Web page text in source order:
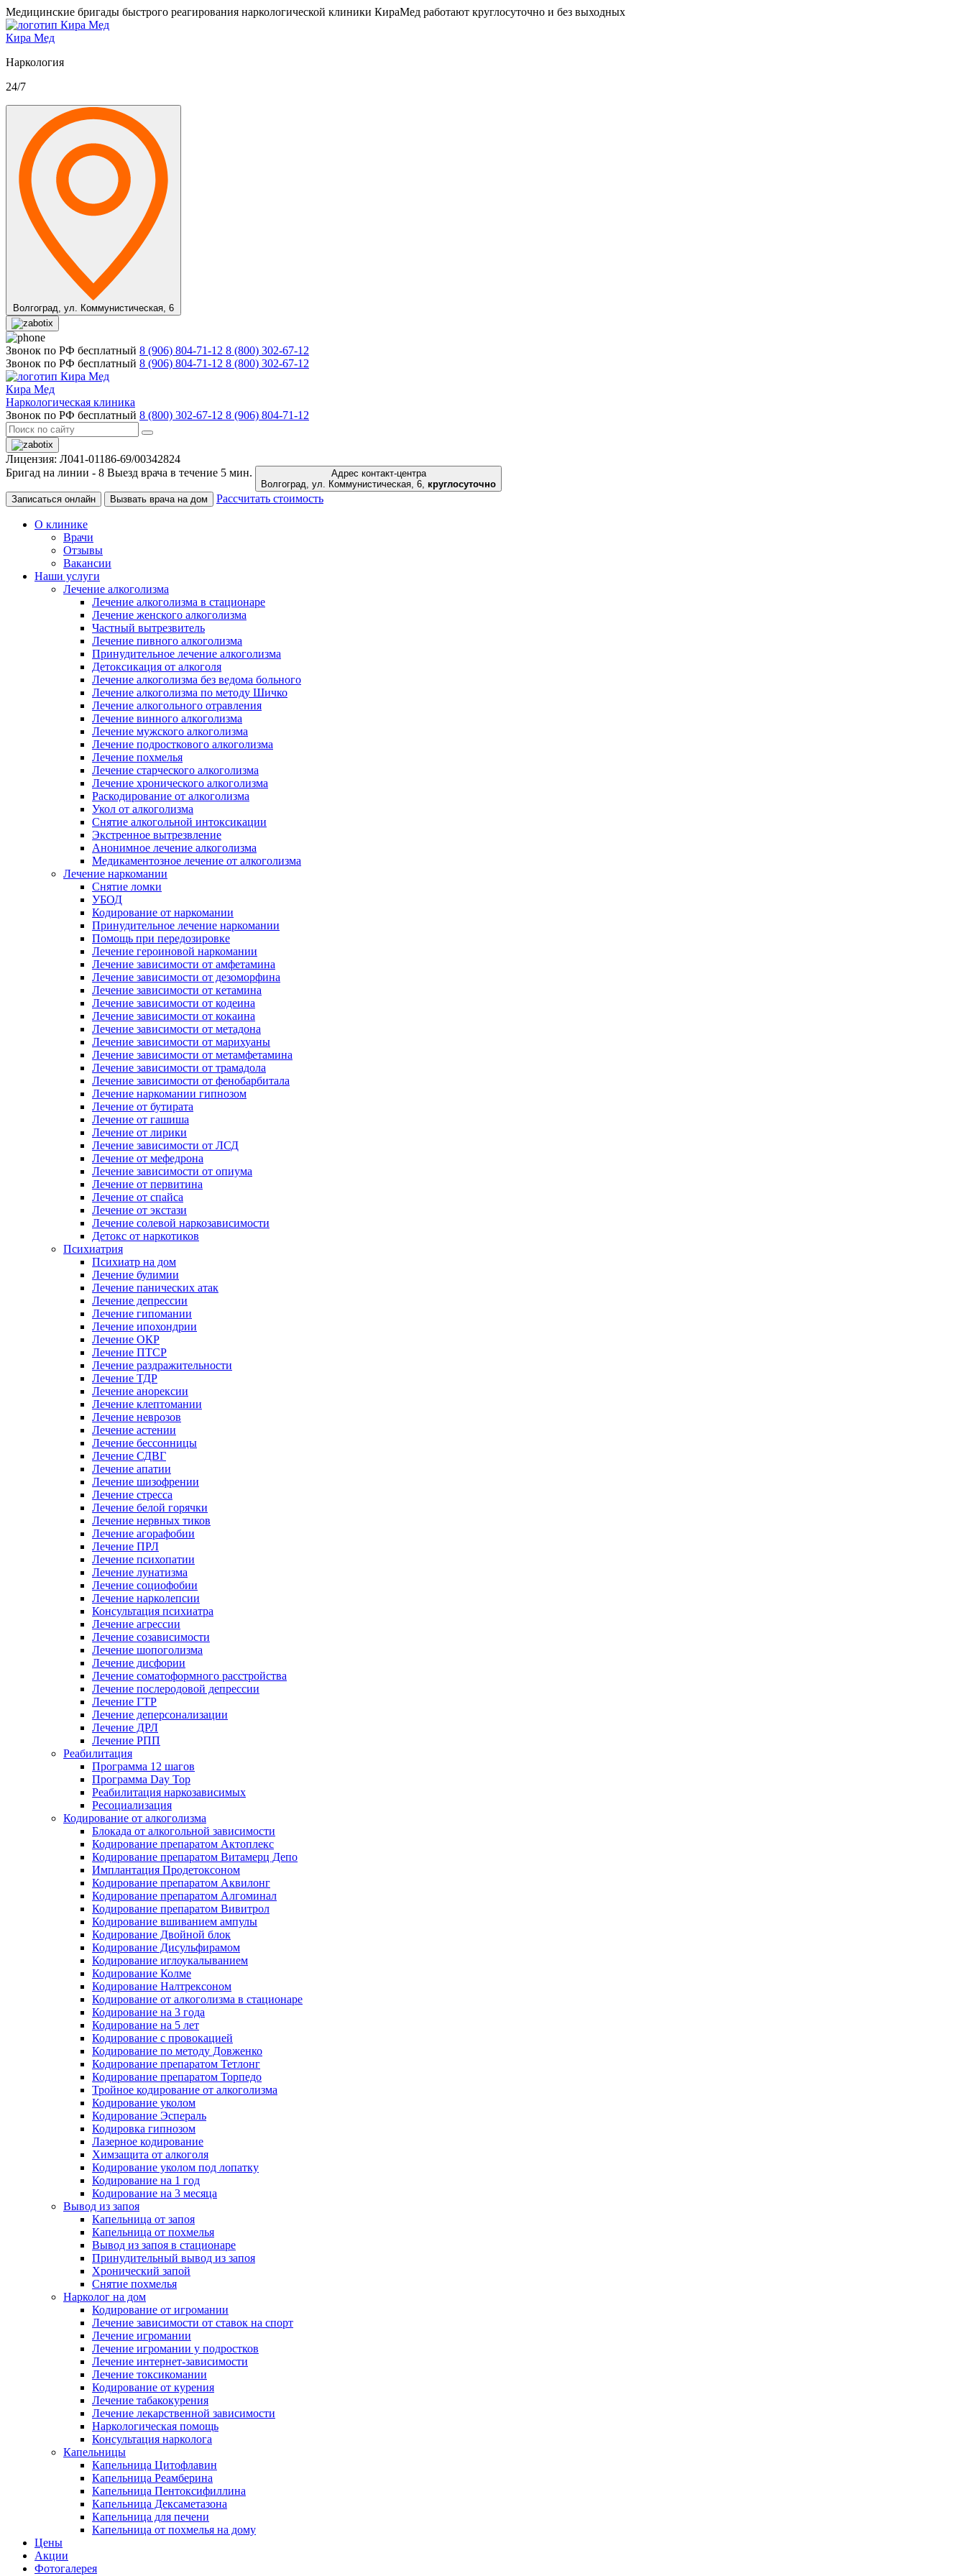
Медицинские бригады быстрого реагирования наркологической клиники КираМед работают круглосуточно и без выходных
Кира Мед
Наркология
24/7
Волгоград, ул. Коммунистическая, 6
Звонок по РФ бесплатный 8 (906) 804-71-12 8 (800) 302-67-12
Звонок по РФ бесплатный 8 (906) 804-71-12 8 (800) 302-67-12
Кира Мед
Наркологическая клиника
Звонок по РФ бесплатный 8 (800) 302-67-12 8 (906) 804-71-12
Лицензия: Л041-01186-69/00342824
Бригад на линии - 8 Выезд врача в течение 5 мин.
Адрес контакт-центра
Волгоград, ул. Коммунистическая, 6, круглосуточно
Записаться онлайн
Вызвать врача на дом Рассчитать стоимость
О клинике
Врачи
Отзывы
Вакансии
Наши услуги
Лечение алкоголизма
Лечение алкоголизма в стационаре
Лечение женского алкоголизма
Частный вытрезвитель
Лечение пивного алкоголизма
Принудительное лечение алкоголизма
Детоксикация от алкоголя
Лечение алкоголизма без ведома больного
Лечение алкоголизма по методу Шичко
Лечение алкогольного отравления
Лечение винного алкоголизма
Лечение мужского алкоголизма
Лечение подросткового алкоголизма
Лечение похмелья
Лечение старческого алкоголизма
Лечение хронического алкоголизма
Раскодирование от алкоголизма
Укол от алкоголизма
Снятие алкогольной интоксикации
Экстренное вытрезвление
Анонимное лечение алкоголизма
Медикаментозное лечение от алкоголизма
Лечение наркомании
Снятие ломки
УБОД
Кодирование от наркомании
Принудительное лечение наркомании
Помощь при передозировке
Лечение героиновой наркомании
Лечение зависимости от амфетамина
Лечение зависимости от дезоморфина
Лечение зависимости от кетамина
Лечение зависимости от кодеина
Лечение зависимости от кокаина
Лечение зависимости от метадона
Лечение зависимости от марихуаны
Лечение зависимости от метамфетамина
Лечение зависимости от трамадола
Лечение зависимости от фенобарбитала
Лечение наркомании гипнозом
Лечение от бутирата
Лечение от гашиша
Лечение от лирики
Лечение зависимости от ЛСД
Лечение от мефедрона
Лечение зависимости от опиума
Лечение от первитина
Лечение от спайса
Лечение от экстази
Лечение солевой наркозависимости
Детокс от наркотиков
Психиатрия
Психиатр на дом
Лечение булимии
Лечение панических атак
Лечение депрессии
Лечение гипомании
Лечение ипохондрии
Лечение ОКР
Лечение ПТСР
Лечение раздражительности
Лечение ТДР
Лечение анорексии
Лечение клептомании
Лечение неврозов
Лечение астении
Лечение бессонницы
Лечение СДВГ
Лечение апатии
Лечение шизофрении
Лечение стресса
Лечение белой горячки
Лечение нервных тиков
Лечение агорафобии
Лечение ПРЛ
Лечение психопатии
Лечение лунатизма
Лечение социофобии
Лечение нарколепсии
Консультация психиатра
Лечение агрессии
Лечение созависимости
Лечение шопоголизма
Лечение дисфории
Лечение соматоформного расстройства
Лечение послеродовой депрессии
Лечение ГТР
Лечение деперсонализации
Лечение ДРЛ
Лечение РПП
Реабилитация
Программа 12 шагов
Программа Day Top
Реабилитация наркозависимых
Ресоциализация
Кодирование от алкоголизма
Блокада от алкогольной зависимости
Кодирование препаратом Актоплекс
Кодирование препаратом Витамерц Депо
Имплантация Продетоксоном
Кодирование препаратом Аквилонг
Кодирование препаратом Алгоминал
Кодирование препаратом Вивитрол
Кодирование вшиванием ампулы
Кодирование Двойной блок
Кодирование Дисульфирамом
Кодирование иглоукалыванием
Кодирование Колме
Кодирование Налтрексоном
Кодирование от алкоголизма в стационаре
Кодирование на 3 года
Кодирование на 5 лет
Кодирование с провокацией
Кодирование по методу Довженко
Кодирование препаратом Тетлонг
Кодирование препаратом Торпедо
Тройное кодирование от алкоголизма
Кодирование уколом
Кодирование Эспераль
Кодировка гипнозом
Лазерное кодирование
Химзащита от алкоголя
Кодирование уколом под лопатку
Кодирование на 1 год
Кодирование на 3 месяца
Вывод из запоя
Капельница от запоя
Капельница от похмелья
Вывод из запоя в стационаре
Принудительный вывод из запоя
Хронический запой
Снятие похмелья
Нарколог на дом
Кодирование от игромании
Лечение зависимости от ставок на спорт
Лечение игромании
Лечение игромании у подростков
Лечение интернет-зависимости
Лечение токсикомании
Кодирование от курения
Лечение табакокурения
Лечение лекарственной зависимости
Наркологическая помощь
Консультация нарколога
Капельницы
Капельница Цитофлавин
Капельница Реамберина
Капельница Пентоксифиллина
Капельница Дексаметазона
Капельница для печени
Капельница от похмелья на дому
Цены
Акции
Фотогалерея